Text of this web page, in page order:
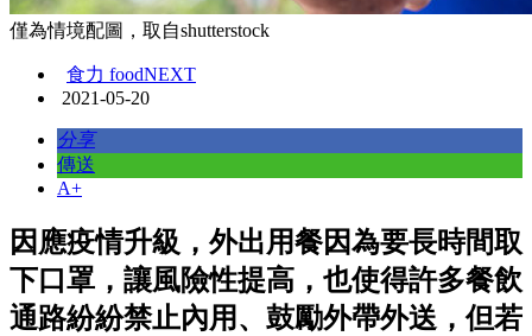
僅為情境配圖，取自shutterstock
食力 foodNEXT
2021-05-20
分享
傳送
A+
因應疫情升級，外出用餐因為要長時間取
下口罩，讓風險性提高，也使得許多餐飲
通路紛紛禁止內用、鼓勵外帶外送，但若